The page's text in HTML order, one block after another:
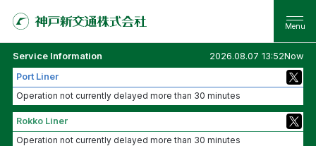
Service Information
2026.08.07 13:52Now
Port Liner
Operation not currently delayed more than 30 minutes
Rokko Liner
Operation not currently delayed more than 30 minutes